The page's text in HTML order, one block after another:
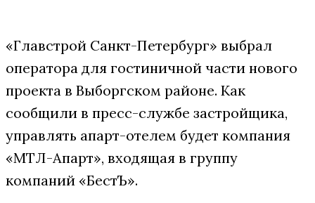
«Главстрой Санкт-Петербург» выбрал
оператора для гостиничной части нового
проекта в Выборгском районе. Как
сообщили в пресс-службе застройщика,
управлять апарт-отелем будет компания
«МТЛ-Апарт», входящая в группу
компаний «БестЪ».